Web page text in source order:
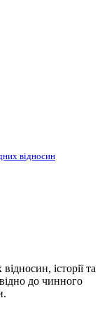
відносин
історії та
до чинного